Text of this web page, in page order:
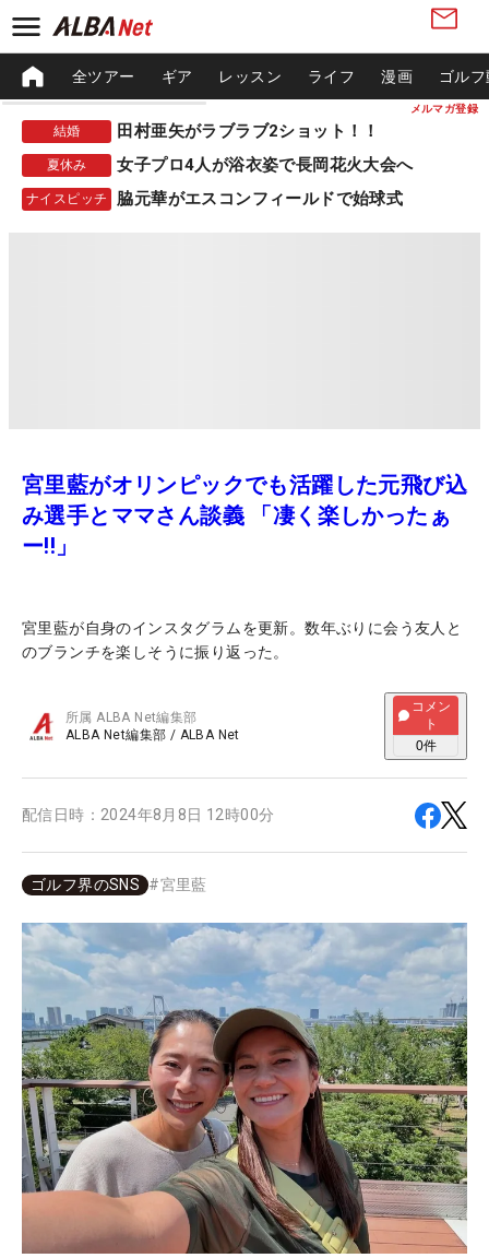
メルマガ登録
全ツアー ギア レッスン ライフ 漫画 ゴル
結婚 田村亜矢がラブラブ2ショット！！
夏休み 女子プロ4人が浴衣姿で長岡花火大会へ
ナイスピッチ 脇元華がエスコンフィールドで始球式
宮里藍がオリンピックでも活躍した元飛び込
み選手とママさん談義 「凄く楽しかったぁ
ー!!」
宮里藍が自身のインスタグラムを更新。数年ぶりに会う友人と
のブランチを楽しそうに振り返った。
所属ALBA Net編集部
ALBA Net編集部 / ALBA Net
コメン
ト
0件
配信日時： 2024年8月8日 12時00分
ゴルフ界のSNS #宮里藍